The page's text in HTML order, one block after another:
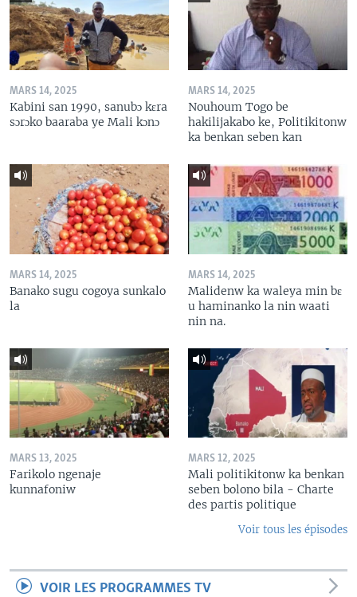
MARS 14, 2025
Kabini san 1990, sanubɔ kɛra
sɔrɔko baaraba ye Mali kɔnɔ
MARS 14, 2025
Nouhoum Togo be
hakilijakabo ke, Politikitonw
ka benkan seben kan
MARS 14, 2025
Banako sugu cogoya sunkalo
la
MARS 14, 2025
Malidenw ka waleya min bɛ
u haminanko la nin waati
nin na.
MARS 13, 2025
Farikolo ngenaje
kunnafoniw
MARS 12, 2025
Mali politikitonw ka benkan
seben bolono bila - Charte
des partis politique
Voir tous les épisodes
VOIR LES PROGRAMMES TV